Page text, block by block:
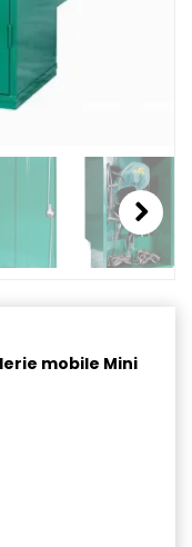
Next
mobile Mini